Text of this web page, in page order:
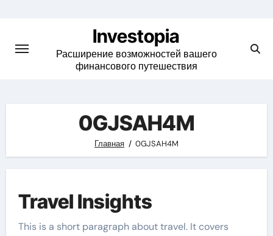
content
Investopia
Расширение возможностей вашего
финансового путешествия
0GJSAH4M
Главная 0GJSAH4M
Travel Insights
This is a short paragraph about travel. It covers